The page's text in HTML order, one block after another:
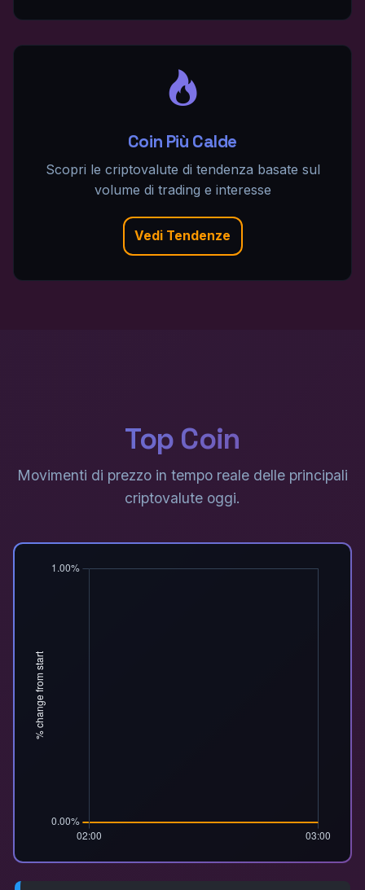
Coin Più Calde
Scopri le criptovalute di tendenza basate sul
volume di trading e interesse
Vedi Tendenze
Top Coin
Movimenti di prezzo in tempo reale delle principali
criptovalute oggi.